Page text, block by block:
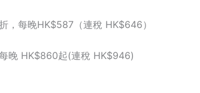
，每晚HK$587（連稅 HK$646）
晚 HK$860起(連稅 HK$946)